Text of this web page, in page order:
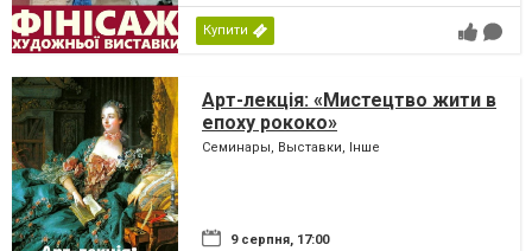
Купити
Арт-лекція: «Мистецтво жити в
епоху рококо»
Семинары, Выставки, Інше
9 серпня, 17:00